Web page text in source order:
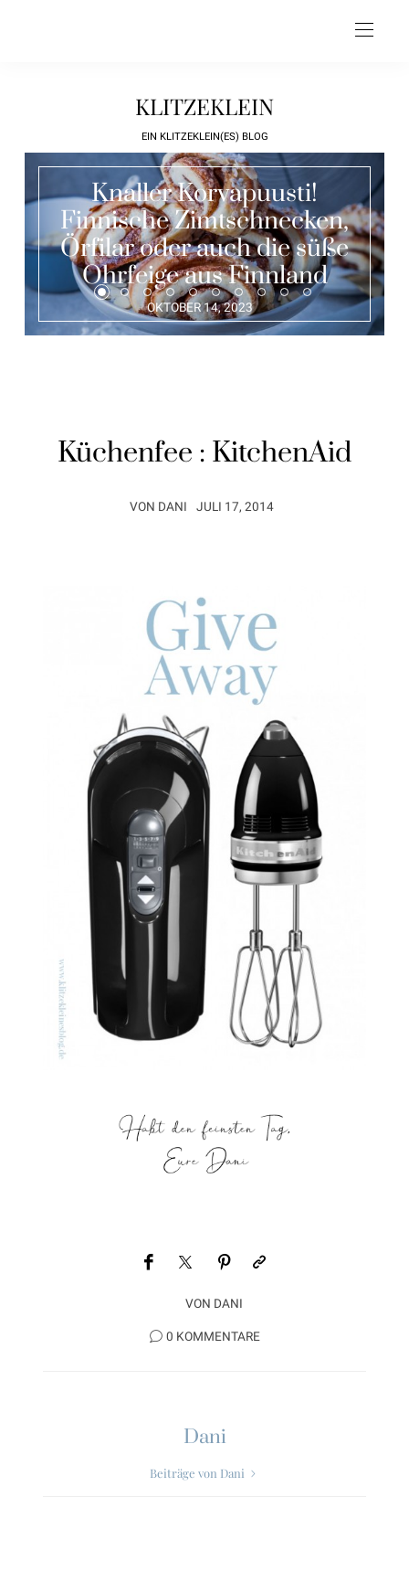
KLITZEKLEIN
EIN KLITZEKLEIN(ES) BLOG
Das beste Rezept für
schwedische
Zuckerbrezeln –
Kardamon, Zuckerkruste &
ganz viel Liebe
JUNI 3, 2023
Küchenfee : KitchenAid
VON DANI JULI 17, 2014
VON DANI
0 KOMMENTARE
Dani
Beiträge von Dani